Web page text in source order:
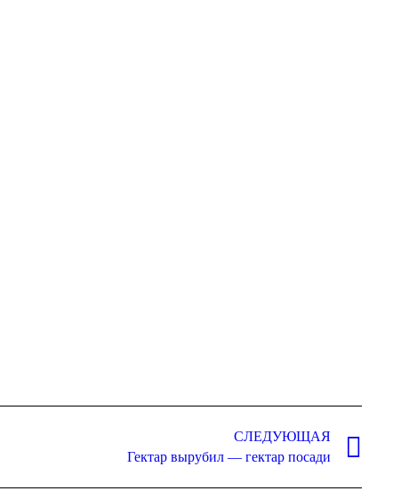
СЛЕДУЮЩАЯ
Гектар вырубил — гектар посади